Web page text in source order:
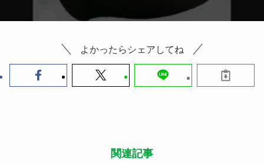
よかったらシェアしてね
関連記事